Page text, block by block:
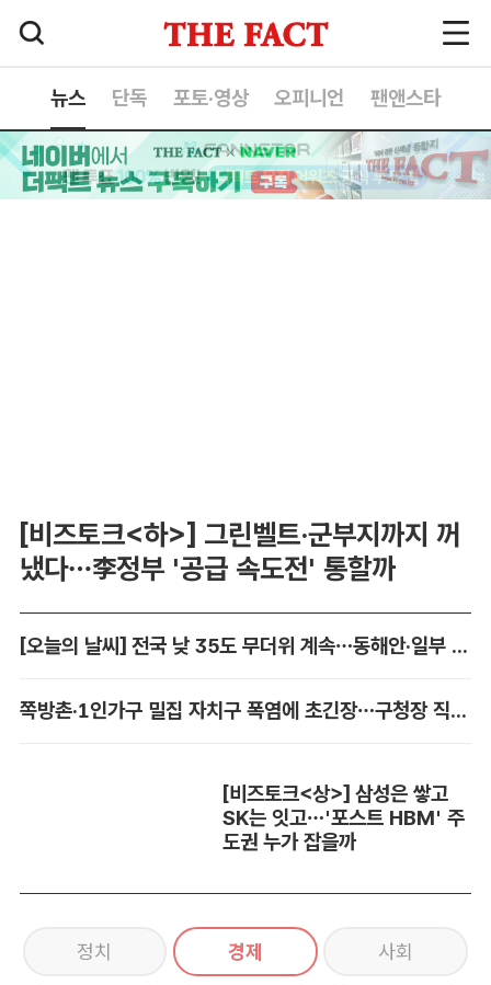
뉴스 단독 포토·영상 오피니언 팬앤스타
[비즈토크<하>] 그린벨트·군부지까지 꺼
냈다…李정부 '공급 속도전' 통할까
[오늘의 날씨] 전국 낮 35도 무더위 계속…동해안·일부 지역 비
쪽방촌·1인가구 밀집 자치구 폭염에 초긴장…구청장 직접 챙긴다
[비즈토크<상>] 삼성은 쌓고
SK는 잇고…'포스트 HBM' 주
도권 누가 잡을까
정치 경제 사회